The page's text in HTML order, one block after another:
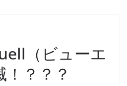
（ビューエ
？？？